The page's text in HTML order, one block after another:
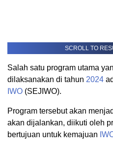
SCROLL TO
Salah satu program utama
dilaksanakan di tahun 2024
IWO (SEJIWO).
Program tersebut akan
akan dijalankan, diikuti oleh
bertujuan untuk kemajuan